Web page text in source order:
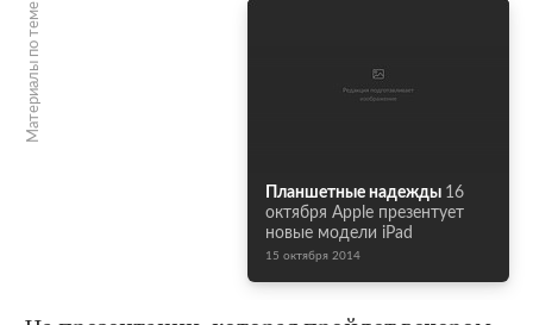
Материалы по теме
Планшетные надежды 16
октября Apple презентует
новые модели iPad
15 октября 2014